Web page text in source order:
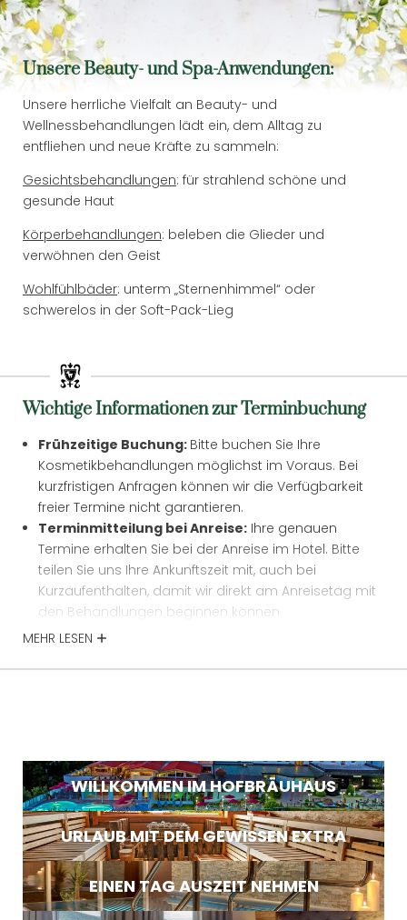
Unsere Beauty- und Spa-Anwendungen:
Unsere herrliche Vielfalt an Beauty- und
Wellnessbehandlungen lädt ein, dem Alltag zu
entfliehen und neue Kräfte zu sammeln:
Gesichtsbehandlungen: für strahlend schöne und
gesunde Haut
Körperbehandlungen: beleben die Glieder und
verwöhnen den Geist
Wohlfühlbäder: unterm „Sternenhimmel“ oder
schwerelos in der Soft-Pack-Lieg
Wichtige Informationen zur Terminbuchung
Frühzeitige Buchung: Bitte buchen Sie Ihre
Kosmetikbehandlungen möglichst im Voraus. Bei
kurzfristigen Anfragen können wir die Verfügbarkeit
freier Termine nicht garantieren.
Terminmitteilung bei Anreise:Ihre genauen
Termine erhalten Sie bei der Anreise im Hotel. Bitte
teilen Sie uns Ihre Ankunftszeit mit, auch bei
Kurzaufenthalten, damit wir direkt am Anreisetag mit
den Behandlungen beginnen können.
Stornierung:
uns vor, 70 % des Behandlungspreises in Rechnung
Schwangerschaft oder relevante Erkrankungen.
Kontaktdaten:Damit wir Sie bei Rückfragen
erreichen können, geben Sie uns bitte Ihre
Telefonnummer oder E-Mail-Adresse an.
MEHR LESEN
WILLKOMMEN IM HOFBRÄUHAUS
URLAUB MIT DEM GEWISSEN EXTRA
EINEN TAG AUSZEIT NEHMEN
Anrede
Nachname
E-Mail
Einwilligung Marketing
JETZT ANMELDEN
Wonach suchen Sie?